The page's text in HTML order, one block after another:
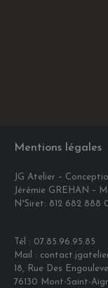
Mentions légales
JG Atelier –
Jérémie GREHAN –
N°Siret: 812 682 888
Tél : 07.85.96.95.85
Mail :
18, Rue Des
76130 Mont-Saint-